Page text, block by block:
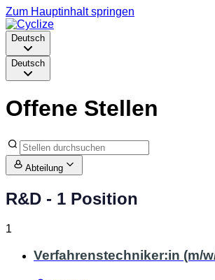
Zum Hauptinhalt springen
Deutsch
Deutsch
Offene Stellen
Abteilung
R&D - 1 Position
1
Verfahrenstechniker:in (m/